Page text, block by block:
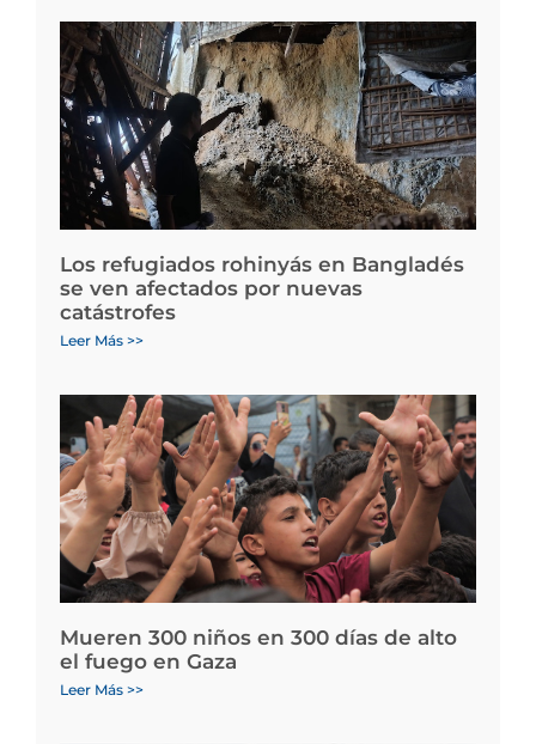
Los refugiados rohinyás en Bangladés
se ven afectados por nuevas
catástrofes
Leer Más >>
Mueren 300 niños en 300 días de alto
el fuego en Gaza
Leer Más >>